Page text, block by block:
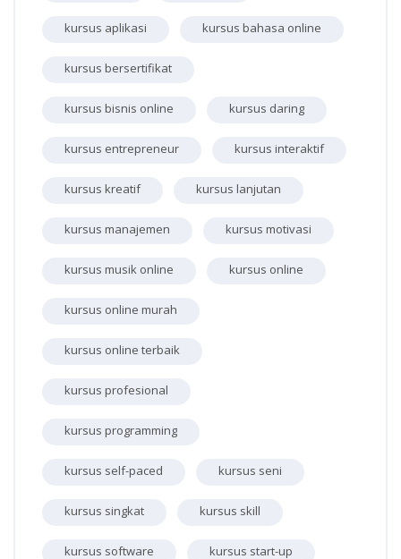
kursus aplikasi kursus bahasa online
kursus bersertifikat
kursus bisnis online kursus daring
kursus entrepreneur kursus interaktif
kursus kreatif kursus lanjutan
kursus manajemen kursus motivasi
kursus musik online kursus online
kursus online murah
kursus online terbaik
kursus profesional
kursus programming
kursus self-paced kursus seni
kursus singkat kursus skill
kursus software kursus start-up